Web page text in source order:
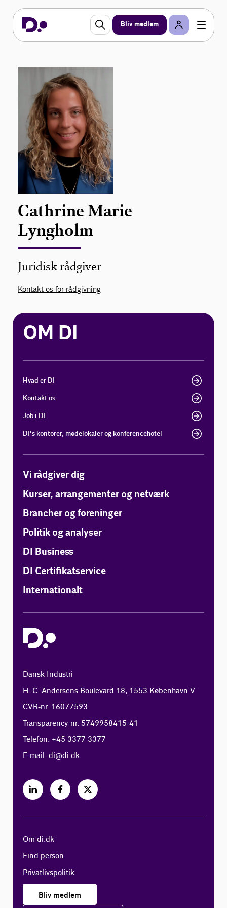
Bliv medlem
Cathrine Marie
Lyngholm
Juridisk rådgiver
Kontakt os for rådgivning
OM DI
Hvad er DI
Kontakt os
Job i DI
DI's kontorer, mødelokaler og konferencehotel
Vi rådgiver dig
Kurser, arrangementer og netværk
Brancher og foreninger
Politik og analyser
DI Business
DI Certifikatservice
Internationalt
Dansk Industri
H. C. Andersens Boulevard 18, 1553 København V
CVR-nr. 16077593
Transparency-nr. 5749958415-41
Telefon: +45 3377 3377
E-mail:di@di.dk
Om di.dk
Find person
Privatlivspolitik
Bliv medlem